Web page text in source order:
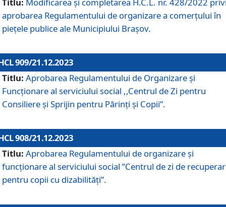
Titlu: Modificarea și completarea H.C.L. nr. 428/2022
aprobarea Regulamentului de organizare a comerțului în
piețele publice ale Municipiului Braşov.
909/21.12.2023
Titlu: Aprobarea Regulamentului de Organizare și
Funcționare al serviciului social ,,Centrul de Zi pentru
Consiliere şi Sprijin pentru Părinţi şi Copii”.
908/21.12.2023
Titlu: Aprobarea Regulamentului de organizare şi
funcţionare al serviciului social ”Centrul de zi de
pentru copii cu dizabilități”.